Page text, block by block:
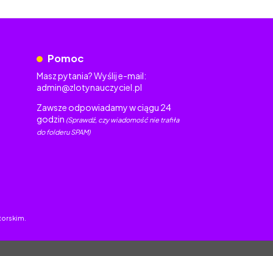
Pomoc
Masz pytania? Wyślij e-mail:
admin@zlotynauczyciel.pl
Zawsze odpowiadamy w ciągu 24
godzin (Sprawdź, czy wiadomość nie trafiła
do folderu SPAM)